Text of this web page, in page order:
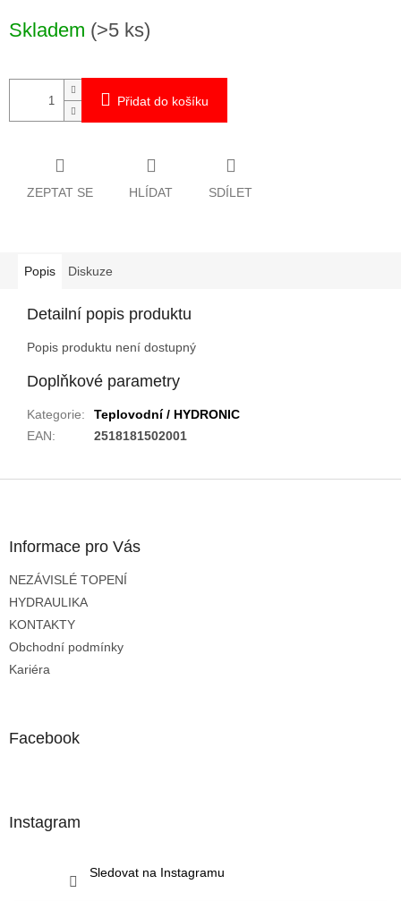
cena:
Skladem (>5 ks)
Přidat do košíku
ZEPTAT SE HLÍDAT SDÍLET
Popis Diskuze
Detailní popis produktu
Popis produktu není dostupný
Doplňkové parametry
Kategorie:
Teplovodní / HYDRONIC
EAN: 2518181502001
Informace pro Vás
NEZÁVISLÉ TOPENÍ
HYDRAULIKA
KONTAKTY
Obchodní podmínky
Kariéra
Facebook
Instagram
Sledovat na Instagramu